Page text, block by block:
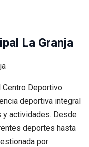
La Granja
Centro Deportivo
deportiva integral
y actividades. Desde
deportes hasta
por